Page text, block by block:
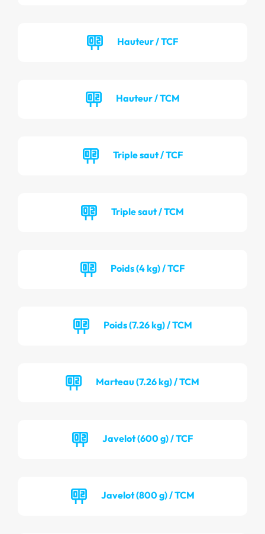
Hauteur / TCF
Hauteur / TCM
Triple saut / TCF
Triple saut / TCM
Poids (4 kg) / TCF
Poids (7.26 kg) / TCM
Marteau (7.26 kg) / TCM
Javelot (600 g) / TCF
Javelot (800 g) / TCM